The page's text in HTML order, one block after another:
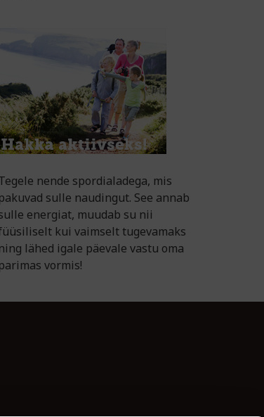
nende spordialadega, mis
pakuvad sulle naudingut. See annab
energiat, muudab su nii
kui vaimselt tugevamaks
ning lähed igale päevale vastu oma
parimas vormis!